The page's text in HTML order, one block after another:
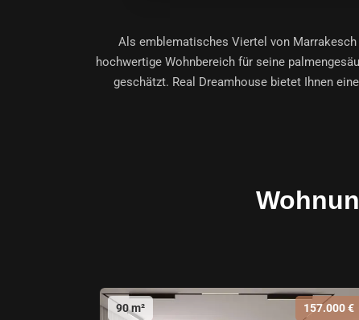
Als emblematisches Viertel von
hochwertige Wohnbereich für seine
geschätzt. Real Dreamhouse bietet Ihnen
90 m² 157.000 €